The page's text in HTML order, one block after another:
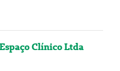
Clínico Ltda